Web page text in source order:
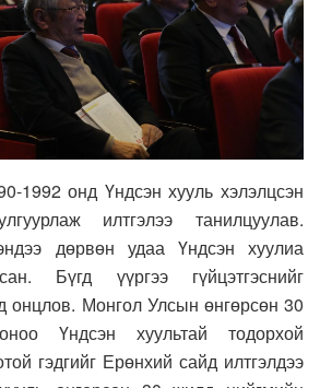
1992 онд Үндсэн хууль хэлэлцсэн
илтгэлээ танилцуулав.
дөрвөн удаа Үндсэн хуулиа
Бүгд үүргээ гүйцэтгэснийг
онцлов. Монгол Улсын өнгөрсөн 30
Үндсэн хуультай тодорхой
гэдгийг Ерөнхий сайд илтгэлдээ